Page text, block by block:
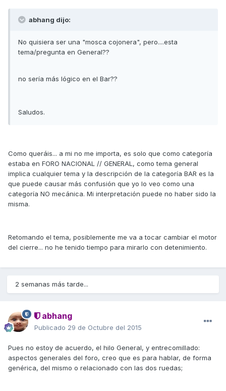
abhang dijo:
No quisiera ser una "mosca cojonera", pero....esta
tema/pregunta en General??
no sería más lógico en el Bar??
Saludos.
Como queráis... a mi no me importa, es solo que como categoría
estaba en FORO NACIONAL // GENERAL, como tema general
implica cualquier tema y la descripción de la categoría BAR es la
que puede causar más confusión que yo lo veo como una
categoría NO mecánica. Mi interpretación puede no haber sido la
misma.
Retomando el tema, posiblemente me va a tocar cambiar el motor
del cierre... no he tenido tiempo para mirarlo con detenimiento.
2 semanas más tarde...
abhang
Publicado 29 de Octubre del 2015
Pues no estoy de acuerdo, el hilo General, y entrecomillado:
aspectos generales del foro, creo que es para hablar, de forma
genérica, del mismo o relacionado con las dos ruedas;